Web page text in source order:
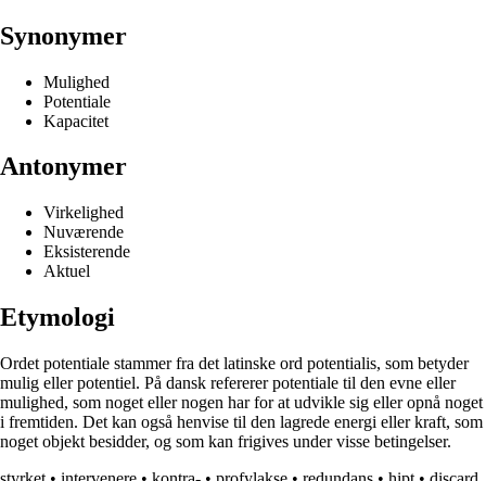
Synonymer
Mulighed
Potentiale
Kapacitet
Antonymer
Virkelighed
Nuværende
Eksisterende
Aktuel
Etymologi
Ordet potentiale stammer fra det latinske ord potentialis, som betyder
mulig eller potentiel. På dansk refererer potentiale til den evne eller
mulighed, som noget eller nogen har for at udvikle sig eller opnå noget
i fremtiden. Det kan også henvise til den lagrede energi eller kraft, som
noget objekt besidder, og som kan frigives under visse betingelser.